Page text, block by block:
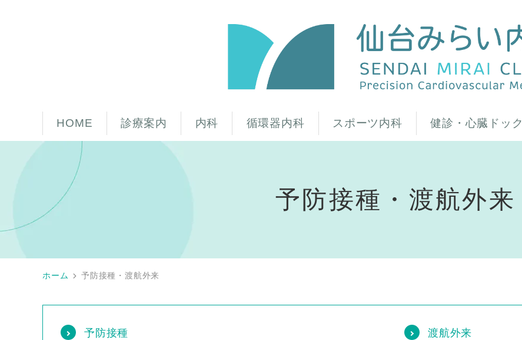
HOME 診療案内 内科 循環器内科 スポーツ内科 健診・心臓ドック
予防接種・渡航外来
ホーム 予防接種・渡航外来
予防接種 渡航外来